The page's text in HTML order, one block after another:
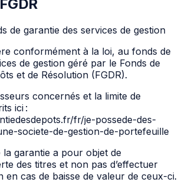
de garantie des services de gestion
conformément à la loi, au fonds de
de gestion géré par le Fonds de
et de Résolution (FGDR).
concernés et la limite de
ici :
fr/je-possede-des-
societe-de-gestion-de-portefeuille
garantie a pour objet de
des titres et non pas d’effectuer
en cas de baisse de valeur de ceux-ci.